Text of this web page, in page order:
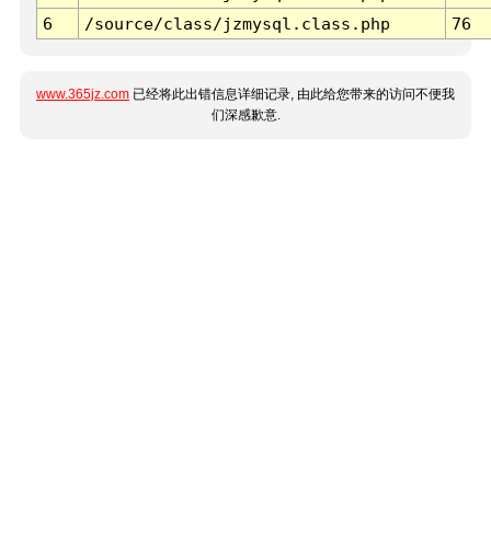
6
/source/class/jzmysql.class.php 76
www.365jz.com 已经将此出错信息详细记录, 由此给您带来的访问不便我
们深感歉意.